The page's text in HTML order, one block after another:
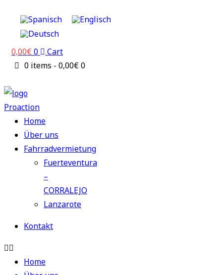
0,00€ 0
Cart
0 items -0,00€0
Home
Über uns
Fahrradvermietung
Fuerteventura
–
CORRALEJO
Lanzarote
Kontakt
Home